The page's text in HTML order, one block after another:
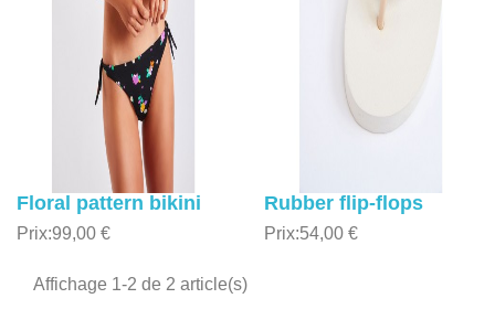
Floral pattern bikini
Prix:99,00 €
Rubber flip-flops
Prix:54,00 €
Affichage 1-2 de 2 article(s)